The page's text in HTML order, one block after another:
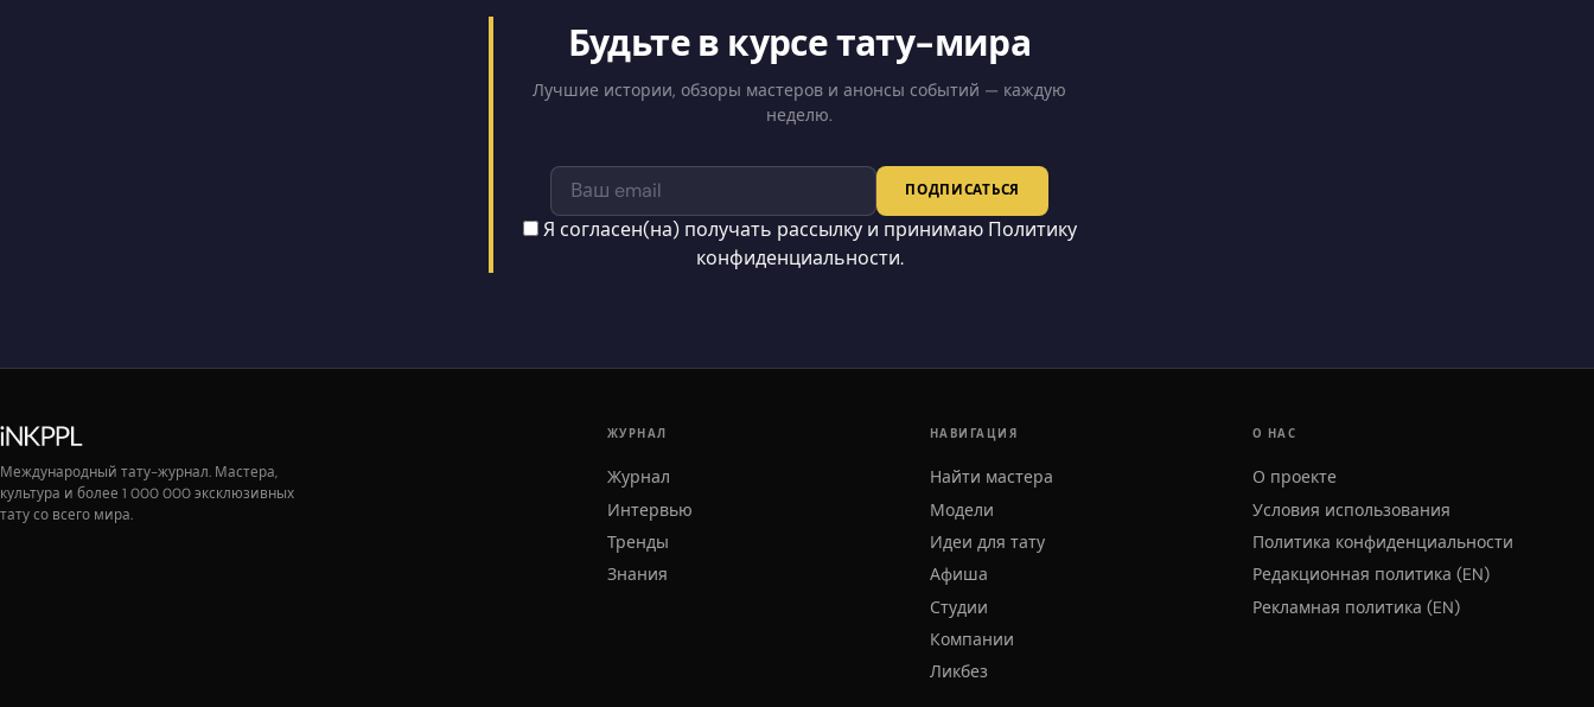
Будьте в курсе тату-мира
Лучшие истории, обзоры мастеров и анонсы событий — каждую
неделю.
ПОДПИСАТЬСЯ
Я согласен(на) получать рассылку и принимаю Политику
конфиденциальности.
Международный тату-журнал. Мастера,
культура и более 1 000 000 эксклюзивных
тату со всего мира.
ЖУРНАЛ
Журнал
Интервью
Тренды
Знания
НАВИГАЦИЯ
Найти мастера
Модели
Идеи для тату
Афиша
Студии
Компании
Ликбез
О НАС
О проекте
Условия использования
Политика конфиденциальности
Редакционная политика (EN)
Рекламная политика (EN)